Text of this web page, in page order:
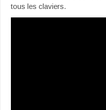
tous les claviers.